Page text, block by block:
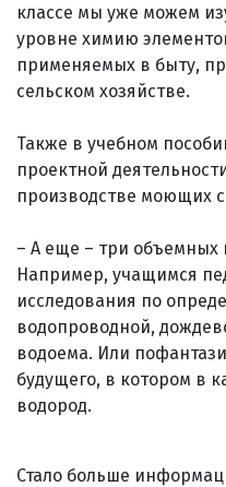
классе мы уже можем
уровне химию
применяемых в быту,
сельском хозяйстве.
Также в учебном
проектной
производстве моющих
– А еще – три объемных
Например, учащимся
исследования по
водопроводной,
водоема. Или
будущего, в котором в
водород.
Стало больше